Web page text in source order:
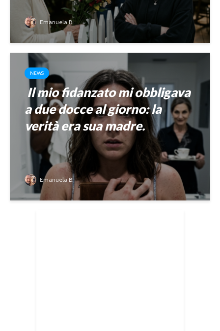
Emanuela B.
NEWS
Il mio fidanzato mi obbligava
a due docce al giorno: la
verità era sua madre.
Emanuela B.